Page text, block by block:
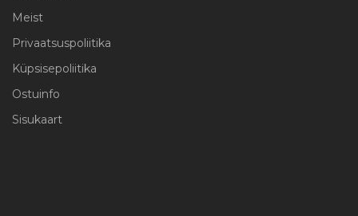
Meist
Privaatsuspoliitika
Küpsisepoliitika
Ostuinfo
Sisukaart